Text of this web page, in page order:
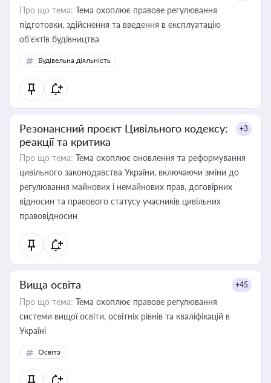
Про що тема: Тема охоплює правове регулювання
підготовки, здійснення та введення в експлуатацію
об’єктів будівництва
Будівельна діяльність
Резонансний проєкт Цивільного кодексу:
реакції та критика
+3
Про що тема: Тема охоплює оновлення та реформування
цивільного законодавства України, включаючи зміни до
регулювання майнових і немайнових прав, договірних
відносин та правового статусу учасників цивільних
правовідносин
Вища освіта +45
Про що тема: Тема охоплює правове регулювання
системи вищої освіти, освітніх рівнів та кваліфікацій в
Україні
Освіта